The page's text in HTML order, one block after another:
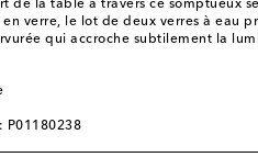
de la table à travers ce somptueux
verre, le lot de deux verres à eau
qui accroche subtilement la
P01180238